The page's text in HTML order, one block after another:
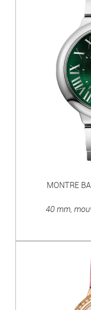
MONTRE
40 mm,